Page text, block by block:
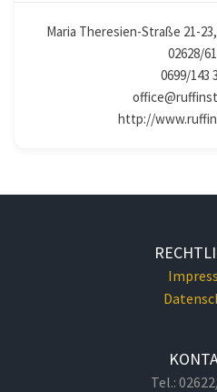
Maria Theresien-Straße 21-
02628/
0699/143
http://
Tel.: